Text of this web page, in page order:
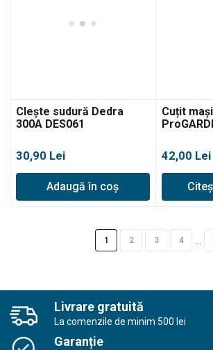
Clește sudură Dedra
300A DES061
30,90 Lei
Adaugă în coș
Cuțit
42,00 Lei
1 2 3 4 …
Livrare gratuită
La comenzile de minim 500 lei
Garanție